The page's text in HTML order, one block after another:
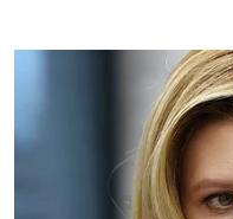
क्रि